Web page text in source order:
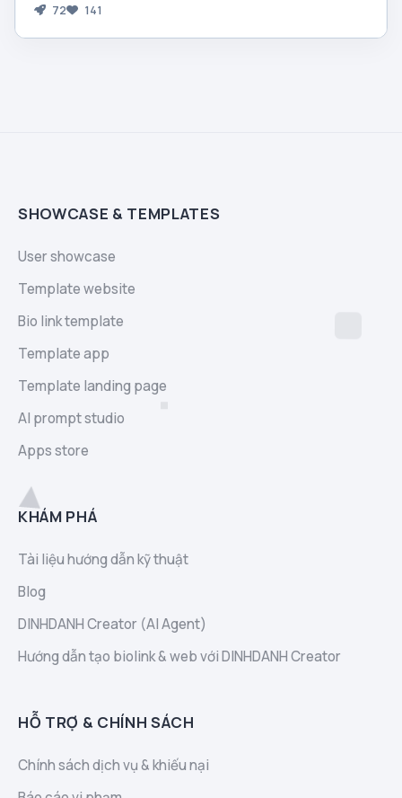
72 141
SHOWCASE & TEMPLATES
User showcase
Template website
Bio link template
Template app
Template landing page
AI prompt studio
Apps store
KHÁM PHÁ
Tài liệu hướng dẫn kỹ thuật
Blog
DINHDANH Creator (AI Agent)
Hướng dẫn tạo biolink & web với DINHDANH Creator
HỖ TRỢ & CHÍNH SÁCH
Chính sách dịch vụ & khiếu nại